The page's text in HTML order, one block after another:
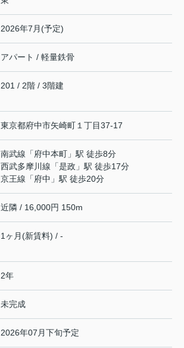
2026年7月(予定)
アパート / 軽量鉄骨
201 / 2階 / 3階建
東京都府中市矢崎町 １丁目37-17
南武線 「府中本町 」駅 徒歩8分
西武多摩川線 「是政 」駅 徒歩17分
京王線 「府中 」駅 徒歩20分
近隣 / 16,000円 150m
1ヶ月(新賃料) / -
2年
未完成
2026年07月下旬予定